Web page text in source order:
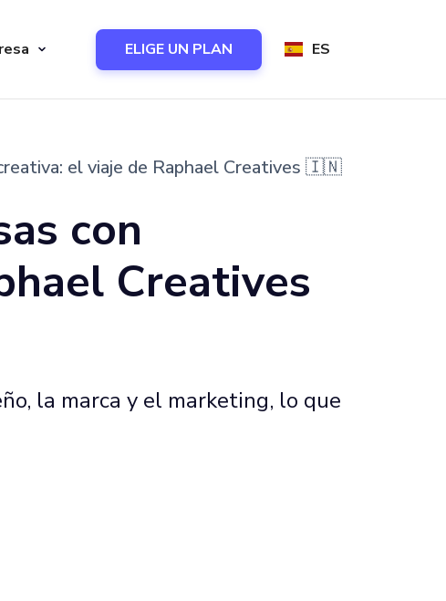
ELIGE UN PLAN ES
el viaje de Raphael Creatives 🇮🇳
con
Creatives
la marca y el marketing, lo que